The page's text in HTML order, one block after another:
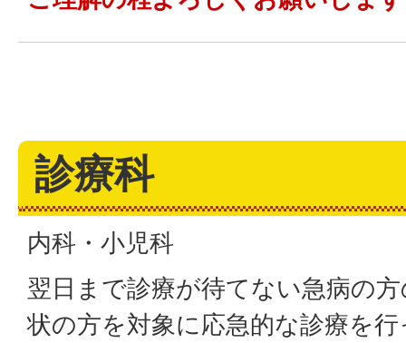
診療科
内科・小児科
翌日まで診療が待てない急病の
状の方を対象に応急的な診療を